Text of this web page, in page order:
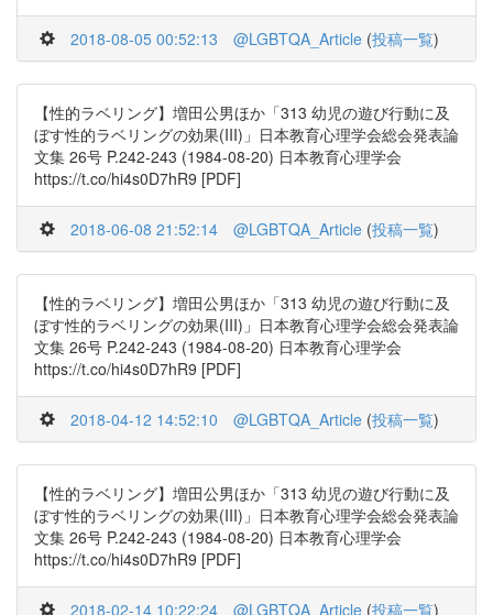
2018-08-05 00:52:13 @LGBTQA_Article (投稿一覧)
【性的ラベリング】増田公男ほか「313 幼児の遊び行動に及
ぼす性的ラベリングの効果(III)」日本教育心理学会総会発表論
文集 26号 P.242-243 (1984-08-20) 日本教育心理学会
https://t.co/hi4s0D7hR9 [PDF]
2018-06-08 21:52:14 @LGBTQA_Article (投稿一覧)
【性的ラベリング】増田公男ほか「313 幼児の遊び行動に及
ぼす性的ラベリングの効果(III)」日本教育心理学会総会発表論
文集 26号 P.242-243 (1984-08-20) 日本教育心理学会
https://t.co/hi4s0D7hR9 [PDF]
2018-04-12 14:52:10 @LGBTQA_Article (投稿一覧)
【性的ラベリング】増田公男ほか「313 幼児の遊び行動に及
ぼす性的ラベリングの効果(III)」日本教育心理学会総会発表論
文集 26号 P.242-243 (1984-08-20) 日本教育心理学会
https://t.co/hi4s0D7hR9 [PDF]
2018-02-14 10:22:24 @LGBTQA_Article (投稿一覧)